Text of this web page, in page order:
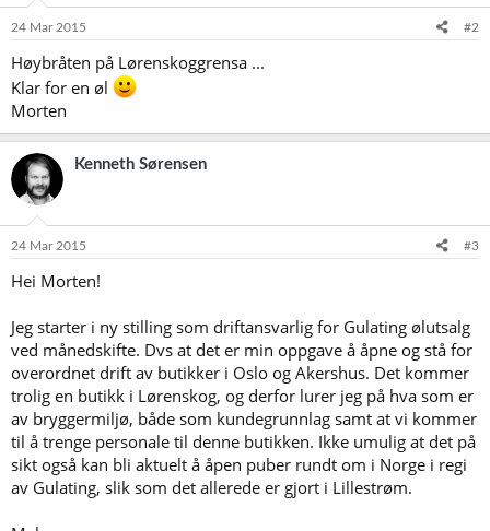
e
:
24 Mar 2015 #2
Høybråten på Lørenskoggrensa ...
Klar for en øl
Morten
Kenneth Sørensen
24 Mar 2015 #3
Hei Morten!
Jeg starter i ny stilling som driftansvarlig for Gulating ølutsalg
ved månedskifte. Dvs at det er min oppgave å åpne og stå for
overordnet drift av butikker i Oslo og Akershus. Det kommer
trolig en butikk i Lørenskog, og derfor lurer jeg på hva som er
av bryggermiljø, både som kundegrunnlag samt at vi kommer
til å trenge personale til denne butikken. Ikke umulig at det på
sikt også kan bli aktuelt å åpen puber rundt om i Norge i regi
av Gulating, slik som det allerede er gjort i Lillestrøm.